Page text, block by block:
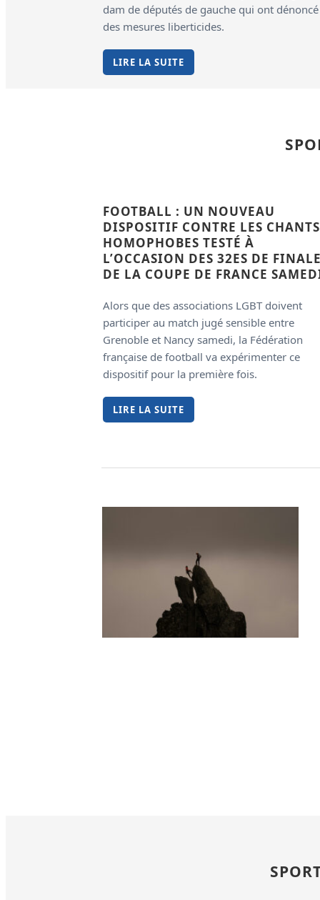
dam de députés de gauche qui ont dénoncé
des mesures liberticides.
LIRE LA SUITE
FOOTBALL : UN NOUVEAU
DISPOSITIF CONTRE LES CHANTS
HOMOPHOBES TESTÉ À
L’OCCASION DES 32ES DE
DE LA COUPE DE FRANCE
Alors que des associations LGBT doivent
participer au match jugé sensible entre
Grenoble et Nancy samedi, la Fédération
française de football va expérimenter ce
dispositif pour la première fois.
LIRE LA SUITE